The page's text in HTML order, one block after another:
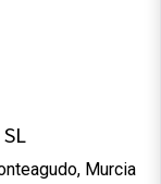
Murcia